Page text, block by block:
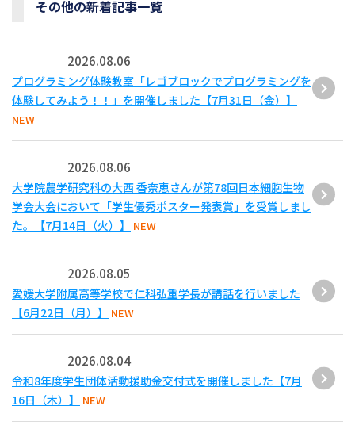
その他の新着記事一覧
2026.08.06
プログラミング体験教室「レゴブロックでプログラミングを
体験してみよう！！」を開催しました【7月31日（金）】
NEW
2026.08.06
大学院農学研究科の大西 香奈恵さんが第78回日本細胞生物
学会大会において「学生優秀ポスター発表賞」を受賞しまし
た。【7月14日（火）】
NEW
2026.08.05
愛媛大学附属高等学校で仁科弘重学長が講話を行いました
【6月22日（月）】
NEW
2026.08.04
令和8年度学生団体活動援助金交付式を開催しました【7月
16日（木）】
NEW